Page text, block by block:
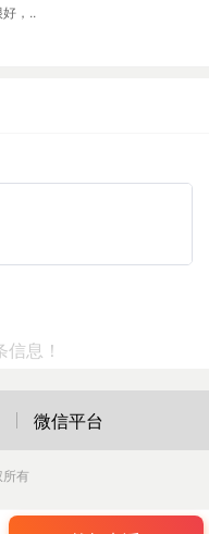
，..
息！
微信平台
有